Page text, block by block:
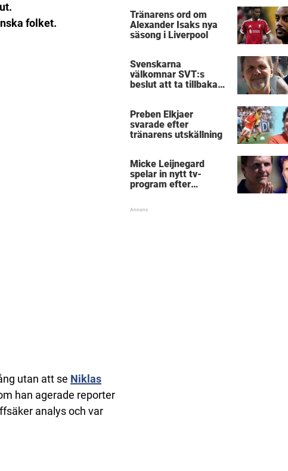
folket.
utan att se Niklas
han agerade reporter
analys och var
Tränarens ord om
Alexander Isaks nya
säsong i Liverpool
Svenskarna
välkomnar SVT:s
beslut att ta tillbaka
Preben Elkjaer
svarade efter
tränarens utskällning
Micke Leijnegard
spelar in nytt tv-
program efter